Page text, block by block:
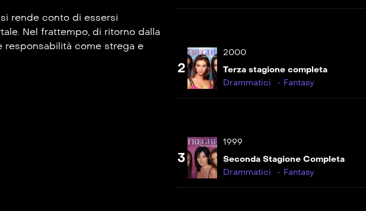
rende conto di essersi
Nel frattempo, di ritorno dalla
responsabilità come strega e
2
2000
Terza stagione completa
Drammatici
Fantasy
3
1999
Seconda Stagione Completa
Drammatici
Fantasy